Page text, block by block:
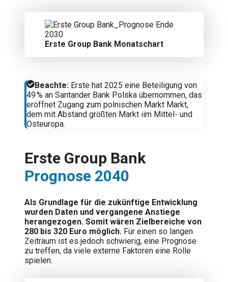
Erste Group Bank Monatschart
Beachte: Erste hat 2025 eine Beteiligung von
49 % an Santander Bank Polska übernommen, das
eröffnet Zugang zum polnischen Markt Markt,
dem mit Abstand größten Markt iim Mittel- und
Osteuropa.
Erste Group Bank
Prognose 2040
Als Grundlage für die zukünftige Entwicklung
wurden Daten und vergangene Anstiege
herangezogen. Somit wären Zielbereiche von
280 bis 320 Euro möglich. Für einen so langen
Zeitraum ist es jedoch schwierig, eine Prognose
zu treffen, da viele externe Faktoren eine Rolle
spielen.